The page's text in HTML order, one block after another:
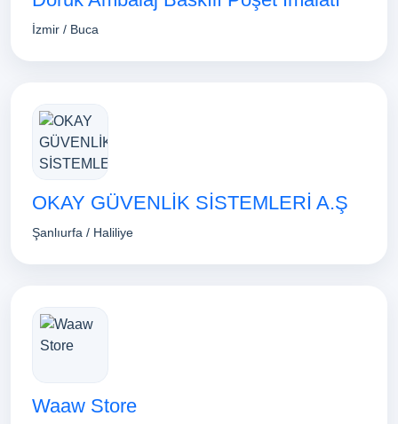
İzmir / Buca
OKAY GÜVENLİK SİSTEMLERİ A.Ş
Şanlıurfa / Haliliye
Waaw Store